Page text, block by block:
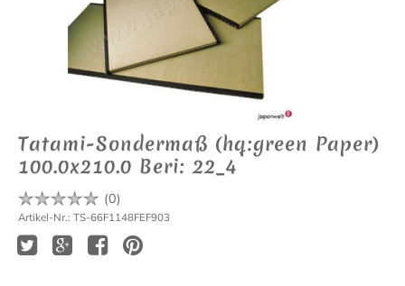
Tatami-Sondermaß (hq:green Paper)
100.0x210.0 Beri: 22_4
(0)
Artikel-Nr.: TS-66F1148FEF903